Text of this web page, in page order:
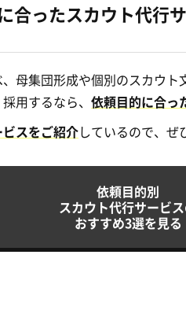
合ったスカウト代行
母集団形成や個別のスカウ
用するなら、 依頼目的に合っ
スをご紹介しているので、ぜ
依頼目的別
スカウト代行サービ
おすすめ3選を見る